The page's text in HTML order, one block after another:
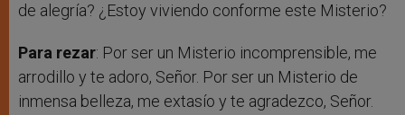
de alegría? ¿Estoy viviendo conforme este Misterio?
Para rezar: Por ser un Misterio incomprensible, me
arrodillo y te adoro, Señor. Por ser un Misterio de
inmensa belleza, me extasío y te agradezco, Señor.